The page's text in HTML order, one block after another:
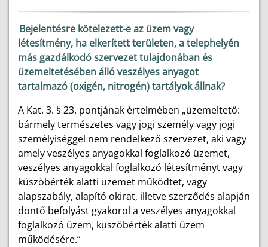
Bejelentésre kötelezett-e az üzem vagy
létesítmény, ha elkerített területen, a telephelyén
más gazdálkodó szervezet tulajdonában és
üzemeltetésében álló veszélyes anyagot
tartalmazó (oxigén, nitrogén) tartályok állnak?
A Kat. 3. § 23. pontjának értelmében „üzemeltető:
bármely természetes vagy jogi személy vagy jogi
személyiséggel nem rendelkező szervezet, aki vagy
amely veszélyes anyagokkal foglalkozó üzemet,
veszélyes anyagokkal foglalkozó létesítményt vagy
küszöbérték alatti üzemet működtet, vagy
alapszabály, alapító okirat, illetve szerződés alapján
döntő befolyást gyakorol a veszélyes anyagokkal
foglalkozó üzem, küszöbérték alatti üzem
működésére.”